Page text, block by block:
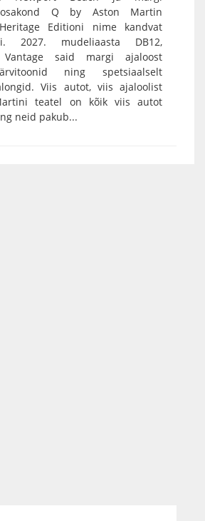
Q by Aston Martin
Editioni nime kandvat
2027. mudeliaasta DB12,
said margi ajaloost
ning spetsiaalselt
Viis autot, viis ajaloolist
teatel on kõik viis autot
neid pakub...